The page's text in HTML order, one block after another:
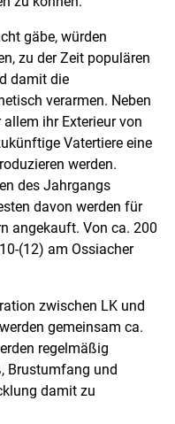
gäbe, würden
zu der Zeit populären
damit die
verarmen. Neben
ihr Exterieur von
Vatertiere eine
werden.
des Jahrgangs
davon werden für
angekauft. Von ca. 200
(12) am Ossiacher
zwischen LK und
gemeinsam ca.
regelmäßig
Brustumfang und
damit zu